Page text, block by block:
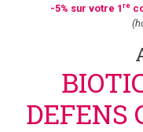
-5% sur votre 1re
DEFENS